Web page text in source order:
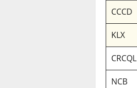
CCCD
KLX
CRCQL
NCB